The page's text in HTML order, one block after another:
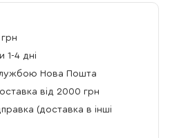
1-4 дні
Нова Пошта
від 2000 грн
(доставка в інші